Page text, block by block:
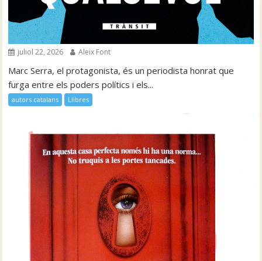
juliol 22, 2026 Aleix Font
Marc Serra, el protagonista, és un periodista honrat que
furga entre els poders polítics i els...
autors catalans Llibres